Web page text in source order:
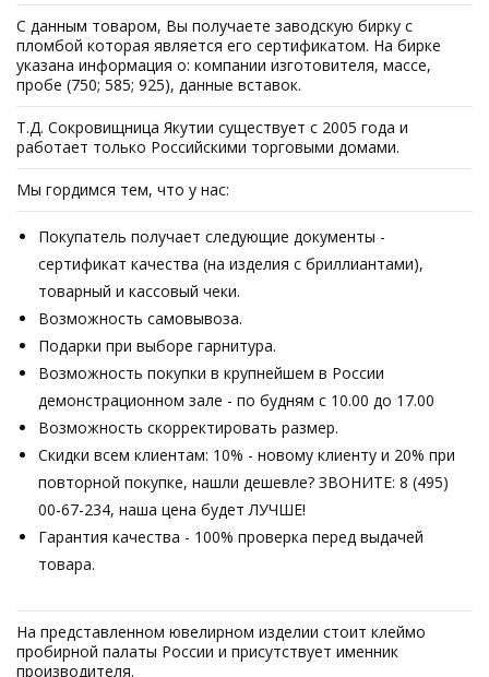
С данным товаром, Вы получаете заводскую бирку с
пломбой которая является его сертификатом. На бирке
указана информация о: компании изготовителя, массе,
пробе (750; 585; 925), данные вставок.
Т.Д. Сокровищница Якутии существует с 2005 года и
работает только Российскими торговыми домами.
Мы гордимся тем, что у нас:
Покупатель получает следующие документы -
сертификат качества (на изделия с бриллиантами),
товарный и кассовый чеки.
Возможность самовывоза.
Подарки при выборе гарнитура.
Возможность покупки в крупнейшем в России
демонстрационном зале - по будням с 10.00 до 17.00
Возможность скорректировать размер.
Скидки всем клиентам: 10% - новому клиенту и 20% при
повторной покупке, нашли дешевле? ЗВОНИТЕ: 8 (495)
00-67-234, наша цена будет ЛУЧШЕ!
Гарантия качества - 100% проверка перед выдачей
товара.
На представленном ювелирном изделии стоит клеймо
пробирной палаты России и присутствует именник
производителя.